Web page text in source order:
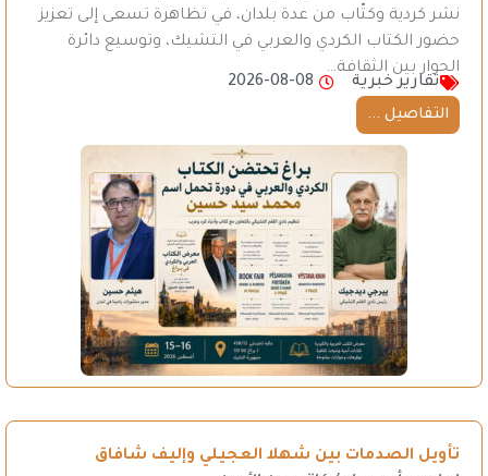
نشر كردية وكتّاب من عدة بلدان، في تظاهرة تسعى إلى تعزيز
حضور الكتاب الكردي والعربي في التشيك، وتوسيع دائرة
الحوار بين الثقافة…
تقارير خبرية
2026-08-08
التفاصيل ...
تأويل الصدمات بين شهلا العجيلي وإليف شافاق